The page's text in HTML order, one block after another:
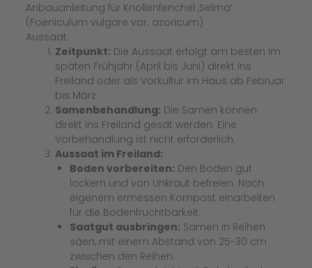
Anbauanleitung für Knollenfenchel ‚Selma‘
(Foeniculum vulgare var. azoricum)
Aussaat:
Zeitpunkt: Die Aussaat erfolgt am besten im
späten Frühjahr (April bis Juni) direkt ins
Freiland oder als Vorkultur im Haus ab Februar
bis März.
Samenbehandlung: Die Samen können
direkt ins Freiland gesät werden. Eine
Vorbehandlung ist nicht erforderlich.
Aussaat im Freiland:
Boden vorbereiten: Den Boden gut
lockern und von Unkraut befreien. Nach
eigenem ermessen Kompost einarbeiten
für die Bodenfruchtbarkeit.
Saatgut ausbringen: Samen in Reihen
säen, mit einem Abstand von 25-30 cm
zwischen den Reihen.